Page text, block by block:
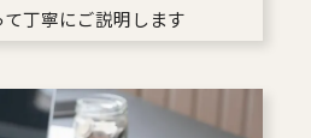
丁寧にご説明します